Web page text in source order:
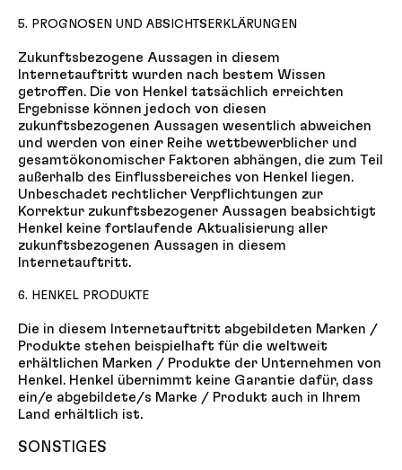
5. PROGNOSEN UND ABSICHTSERKLÄRUNGEN
Zukunftsbezogene Aussagen in diesem
Internetauftritt wurden nach bestem Wissen
getroffen. Die von Henkel tatsächlich erreichten
Ergebnisse können jedoch von diesen
zukunftsbezogenen Aussagen wesentlich abweichen
und werden von einer Reihe wettbewerblicher und
gesamtökonomischer Faktoren abhängen, die zum Teil
außerhalb des Einflussbereiches von Henkel liegen.
Unbeschadet rechtlicher Verpflichtungen zur
Korrektur zukunftsbezogener Aussagen beabsichtigt
Henkel keine fortlaufende Aktualisierung aller
zukunftsbezogenen Aussagen in diesem
Internetauftritt.
6. HENKEL PRODUKTE
Die in diesem Internetauftritt abgebildeten Marken /
Produkte stehen beispielhaft für die weltweit
erhältlichen Marken / Produkte der Unternehmen von
Henkel. Henkel übernimmt keine Garantie dafür, dass
ein/e abgebildete/s Marke / Produkt auch in Ihrem
Land erhältlich ist.
SONSTIGES